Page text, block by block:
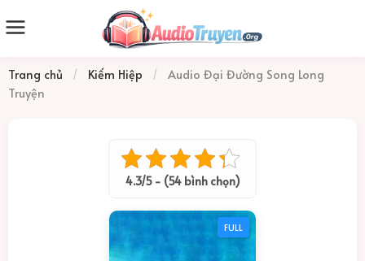
Trang chủ / Kiếm Hiệp /
Audio Đại Đường Song Long
Truyện
4.3/5 - (54 bình chọn)
FULL